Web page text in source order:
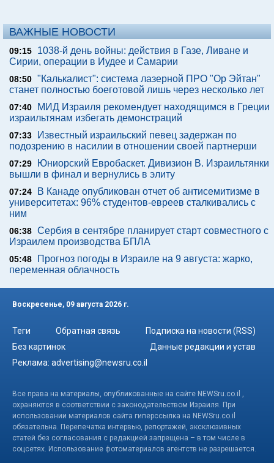
ВАЖНЫЕ НОВОСТИ
09:15
1038-й день войны: действия в Газе, Ливане и
Сирии, операции в Иудее и Самарии
08:50 "Калькалист": система лазерной ПРО "Ор Эйтан"
станет полностью боеготовой лишь через несколько лет
07:40
МИД Израиля рекомендует находящимся в Греции
израильтянам избегать демонстраций
07:33
Известный израильский певец задержан по
подозрению в насилии в отношении своей партнерши
07:29
Юниорский Евробаскет. Дивизион В. Израильтянки
вышли в финал и вернулись в элиту
07:24
В Канаде опубликован отчет об антисемитизме в
университетах: 96% студентов-евреев сталкивались с
ним
06:38 Сербия в сентябре планирует старт совместного с
Израилем производства БПЛА
05:48
Прогноз погоды в Израиле на 9 августа: жарко,
переменная облачность
Воскресенье, 09 августа 2026 г.
Теги Обратная связь
Подписка на новости (RSS)
Без картинок
Данные редакции и устав
Реклама: advertising@newsru.co.il
Все права на материалы, опубликованные на сайте NEWSru.co.il ,
охраняются в соответствии с законодательством Израиля. При
использовании материалов сайта гиперссылка на NEWSru.co.il
обязательна. Перепечатка интервью, репортажей, эксклюзивных
статей без согласования с редакцией запрещена – в том числе в
соцсетях. Использование фотоматериалов агентств не разрешается.